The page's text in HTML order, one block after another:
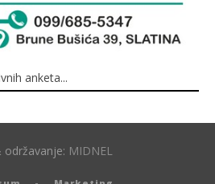
anketa...
održavanje: MIDNEL